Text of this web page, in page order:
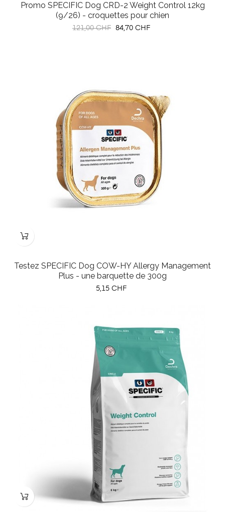
Promo SPECIFIC Dog CRD-2 Weight Control 12kg
(9/26) - croquettes pour chien
Prix
121,00 CHF Prix
84,70 CHF
Testez SPECIFIC Dog COW-HY Allergy Management
Plus - une barquette de 300g
Prix
5,15 CHF